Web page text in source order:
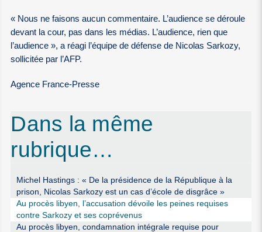
« Nous ne faisons aucun commentaire. L’audience se déroule
devant la cour, pas dans les médias. L’audience, rien que
l’audience », a réagi l’équipe de défense de Nicolas Sarkozy,
sollicitée par l’AFP.
Agence France-Presse
Dans la même
rubrique…
Michel Hastings : « De la présidence de la République à la
prison, Nicolas Sarkozy est un cas d’école de disgrâce »
Au procès libyen, l’accusation dévoile les peines requises
contre Sarkozy et ses coprévenus
Au procès libyen, condamnation intégrale requise pour